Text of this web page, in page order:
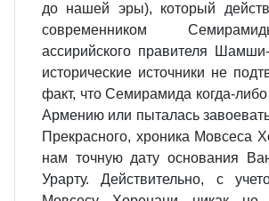
до нашей эры), который
современником
ассирийского правителя
исторические источники не
факт, что Семирамида когда-либо
Армению или пыталась
Прекрасного, хроника Мовсеса
нам точную дату основания
Урарту. Действительно, с